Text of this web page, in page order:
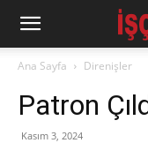
Ana Sayfa Direnişler
Patron
Kasım 3, 2024